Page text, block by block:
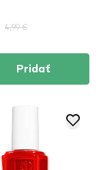
4,99 €
Pridať